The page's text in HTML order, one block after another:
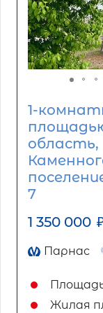
1-
область,
7
1 350 000
Парнас
Жилая